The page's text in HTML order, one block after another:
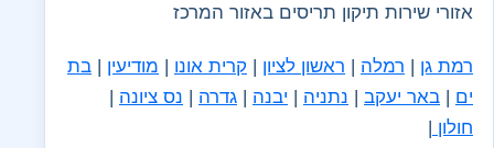
אזורי שירות תיקון תריסים באזור המרכז
רמת גן | רמלה | ראשון לציון | קרית אונו | מודיעין | בת
ים | באר יעקב | נתניה | יבנה | גדרה | נס ציונה |
חולון |